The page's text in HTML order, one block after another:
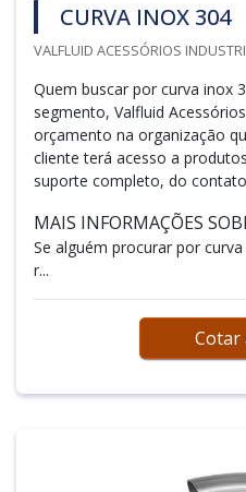
CURVA INOX 304
VALFLUID ACESSÓRIOS
Quem buscar por curva inox
segmento, Valfluid
orçamento na organização
cliente terá acesso a
suporte completo, do
MAIS INFORMAÇÕES
Se alguém procurar por
r...
Cotar